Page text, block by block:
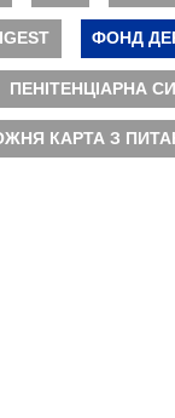
ФОНД
ПЕНІТЕНЦІАРНА
КАРТА З